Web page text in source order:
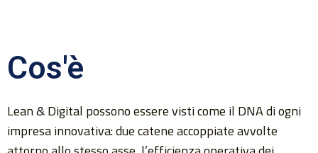
Cos'è
Lean & Digital possono essere visti come il DNA di ogni
impresa innovativa: due catene accoppiate avvolte